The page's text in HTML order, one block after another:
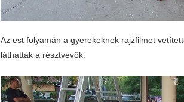
Az est folyamán a gyerekeknek rajzfilmet
láthatták a résztvevők.